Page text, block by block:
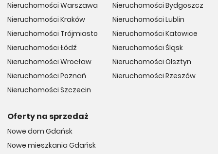
Nieruchomości Warszawa
Nieruchomości Kraków
Nieruchomości Trójmiasto
Nieruchomości Łódź
Nieruchomości Wrocław
Nieruchomości Poznań
Nieruchomości Szczecin
Nieruchomości Bydgoszcz
Nieruchomości Lublin
Nieruchomości Katowice
Nieruchomości Śląsk
Nieruchomości Olsztyn
Nieruchomości Rzeszów
Oferty na sprzedaż
Nowe dom Gdańsk
Nowe mieszkania Gdańsk